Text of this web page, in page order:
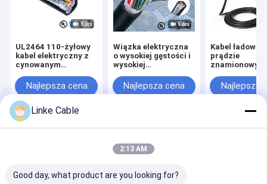
UL2464 110-żyłowy
kabel elektryczny z
cynowanym
przewodnikiem i
bezhalogenowym
termoplastem do
sprzętu
elektronicznego
Najlepsza cena
Wiązka elektryczna
o wysokiej gęstości i
wysokiej
UL2464 UL dla kabli
ładowarki EV i
Najlepsza cena
Kabel
prądzie
znamionowym
IP65, z osłoną
silikonową, do
elektrycznych
Najlepsza
Dom O nas Skontaktuj się z nami
Desktop Site
Polityka prywatności
Reserved.
Linke Cable
2:13 AM
Good day, what product are you looking for?